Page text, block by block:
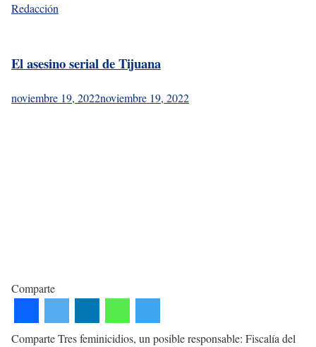
Redacción
El asesino serial de Tijuana
noviembre 19, 2022noviembre 19, 2022
Comparte
Comparte Tres feminicidios, un posible responsable: Fiscalía del